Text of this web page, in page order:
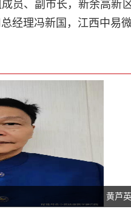
经理冯新国，江西中易
黄芦